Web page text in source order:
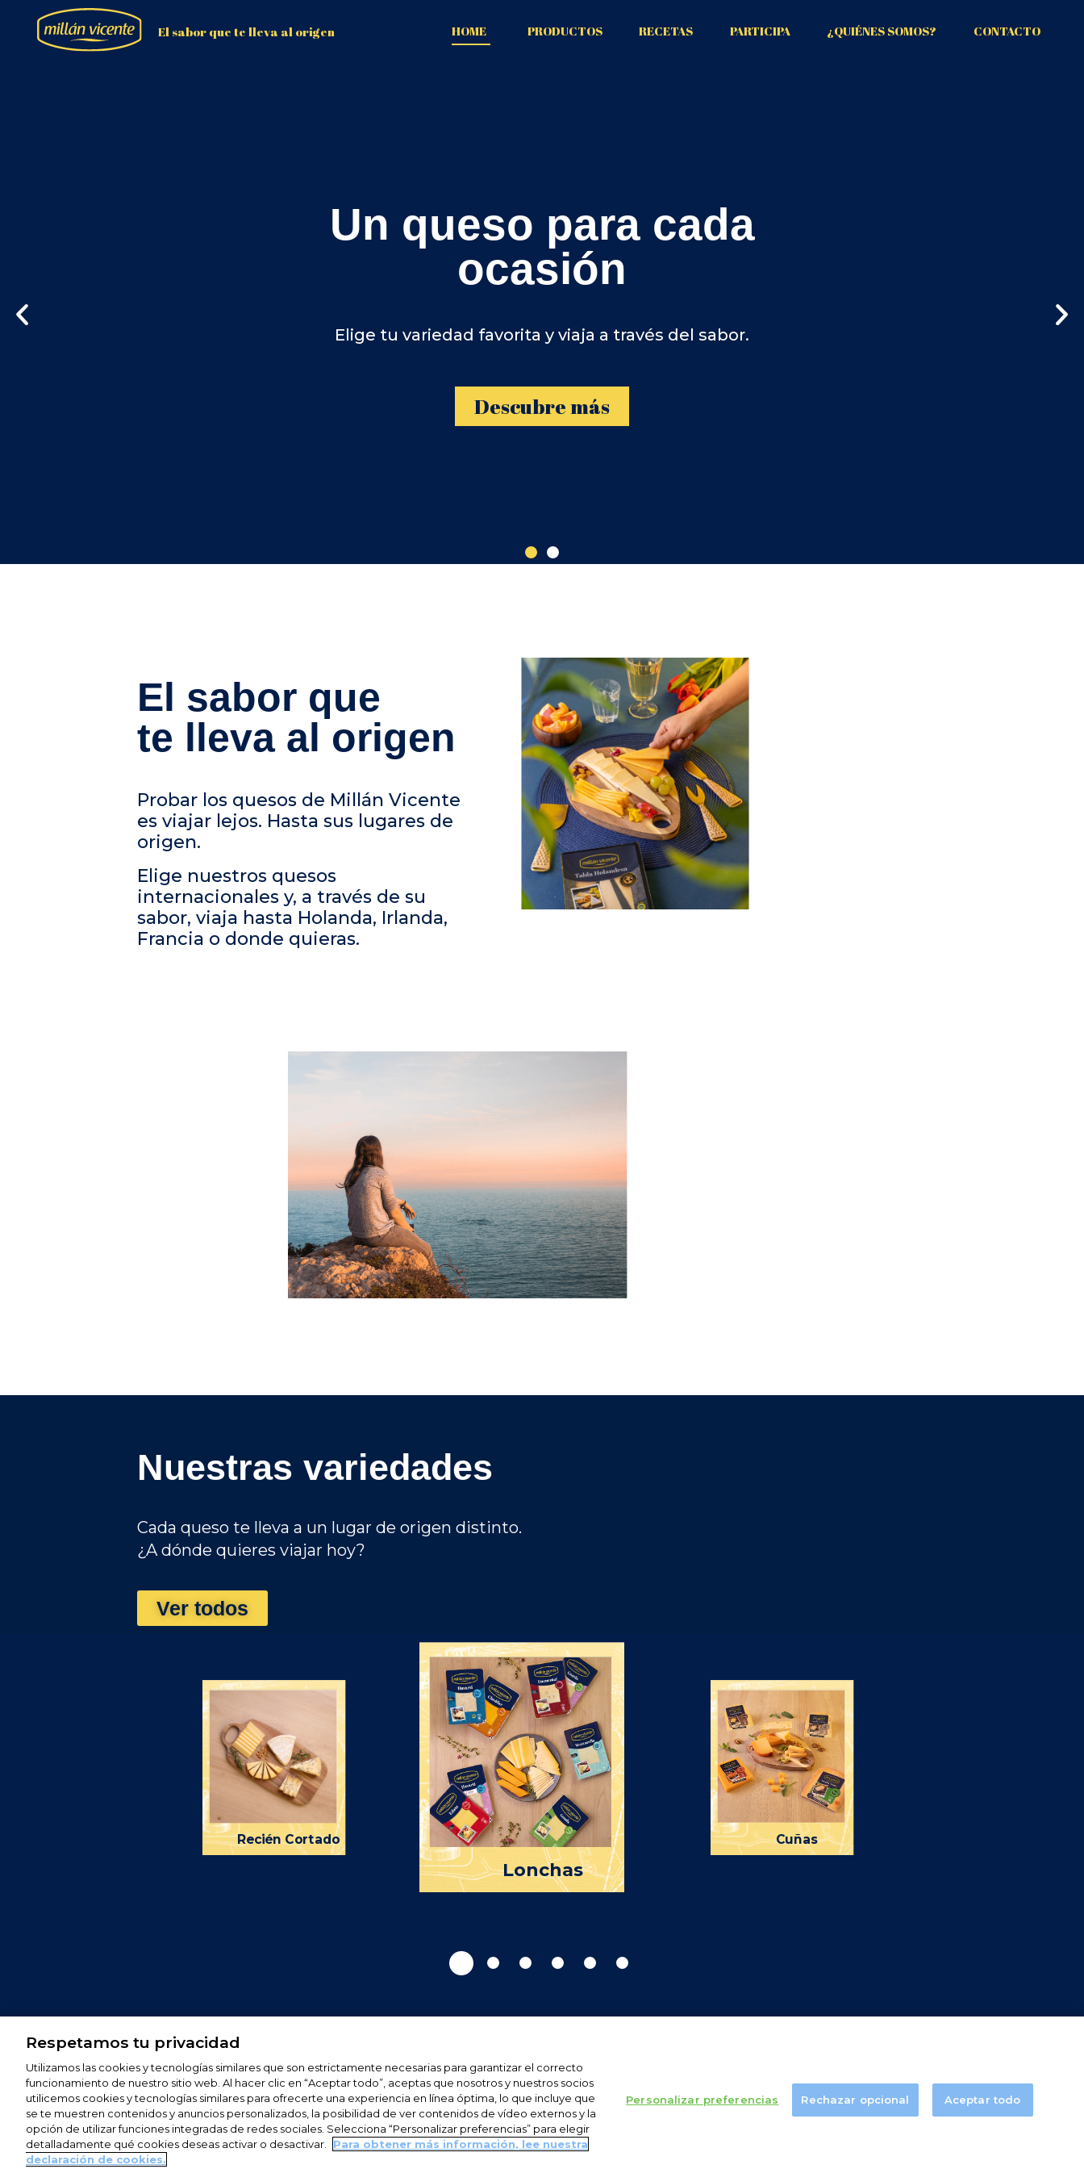
El sabor que te lleva al origen HOME PRODUCTOS RECETAS PARTICIPA ¿QUIÉNES SOMOS? CONTACTO
Un queso para cada
ocasión
Elige tu variedad favorita y viaja a través del sabor.
Descubre más
El sabor que
te lleva al origen
Probar los quesos de Millán Vicente
es viajar lejos. Hasta sus lugares de
origen.
Elige nuestros quesos
internacionales y, a través de su
sabor, viaja hasta Holanda, Irlanda,
Francia o donde quieras.
Nuestras variedades
Cada queso te lleva a un lugar de origen distinto.
¿A dónde quieres viajar hoy?
Ver todos
Recién Cortado
Lonchas
Cuñas
Siguenos en
CONTACTO AVISO LEGAL POLÍTICA DE PRIVACIDAD POLÍTICA DE COOKIES AJUSTES DE COOKIES
Respetamos tu privacidad
Utilizamos las cookies y tecnologías similares que son estrictamente necesarias para garantizar el correcto
funcionamiento de nuestro sitio web. Al hacer clic en “Aceptar todo”, aceptas que nosotros y nuestros socios
utilicemos cookies y tecnologías similares para ofrecerte una experiencia en línea óptima, lo que incluye que
se te muestren contenidos y anuncios personalizados, la posibilidad de ver contenidos de vídeo externos y la
opción de utilizar funciones integradas de redes sociales. Selecciona “Personalizar preferencias” para elegir
detalladamente qué cookies deseas activar o desactivar.
Para obtener más información, lee nuestra
declaración de cookies.
Personalizar preferencias Rechazar opcional Aceptar todo